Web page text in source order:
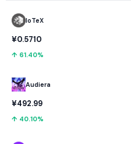
IoTeX
¥0.5710
↑ 61.40%
Audiera
¥492.99
↑ 40.10%